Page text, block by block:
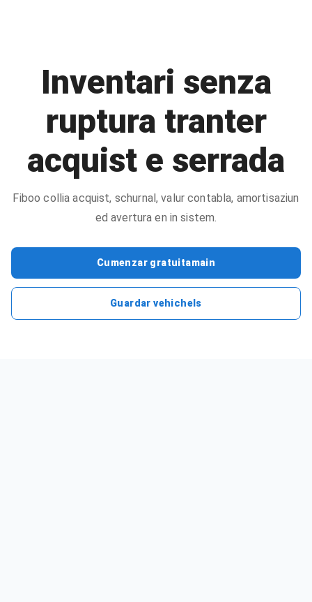
Inventari senza
ruptura tranter
acquist e serrada
Fiboo collia acquist, schurnal, valur contabla, amortisaziun
ed avertura en in sistem.
Cumenzar gratuitamain
Guardar vehichels